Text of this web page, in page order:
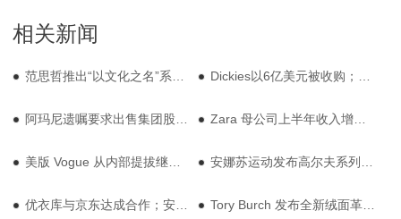
相关新闻
范思哲推出“以文化之名”系列；优衣库携手东丽演绎特别活动 Dickies以6亿美元被收购；辛芷蕾倾情演绎Roger Vivier广告大片
阿玛尼遗嘱要求出售集团股份或上市；lululemon 入驻天猫十周年 Zara 母公司上半年收入增长 5.1%；拉夫劳伦发布2026春季系列
美版 Vogue 从内部提拔继任者；耐克携手 Susan Fang 发布合作系列 安娜苏运动发布高尔夫系列；江南布衣 24/25 财年收入增长
优衣库与京东达成合作；安德玛户外官宣代言人 Tory Burch 发布全新绒面革系列；Golden Goose 上半年营收增长